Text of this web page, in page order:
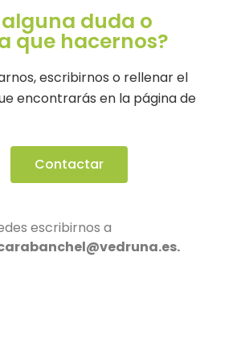
alguna duda o
que hacernos?
escribirnos o rellenar el
encontrarás en la página de
Contactar
escribirnos a